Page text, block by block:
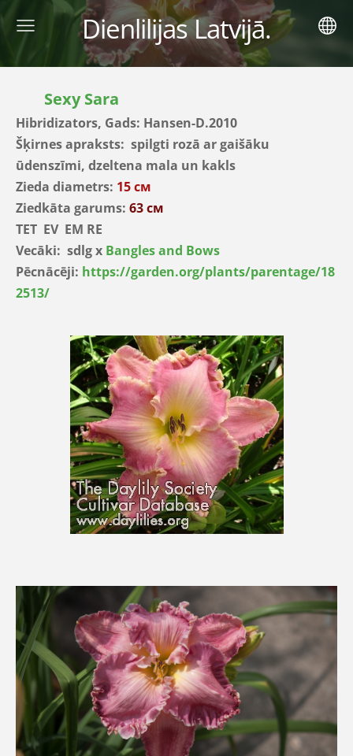
Dienlilijas Latvijā.
Sexy Sara
Hibridizators, Gads: Hansen-D.2010
Šķirnes apraksts: spilgti rozā ar gaišāku
ūdenszīmi, dzeltena mala un kakls
Zieda diametrs: 15 см
Ziedkāta garums: 63 см
TET EV EM RE
Vecāki: sdlg x Bangles and Bows
Pēcnācēji: https://garden.org/plants/parentage/18
2513/